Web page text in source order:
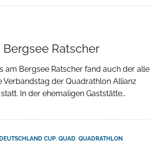
Ratscher
am Bergsee Ratscher fand auch der alle
Verbandstag der Quadrathlon Allianz
In der ehemaligen Gaststätte…
DEUTSCHLAND CUP, QUAD, QUADRATHLON